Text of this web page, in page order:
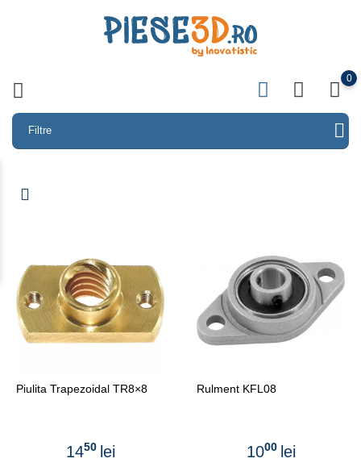
0
Filtre
Piulita Trapezoidal TR8×8
1450 lei
Rulment KFL08
1000 lei